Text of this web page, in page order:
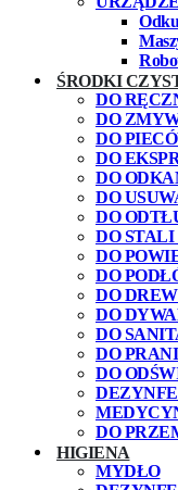
ŚRODKI
DO
DO
DO
DO
DO
DO
DO
DO
DO
DO
DO
DO
DO
DO
DO
DO
HIGIENA
MYDŁO